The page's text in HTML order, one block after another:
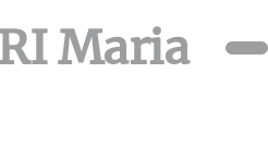
Maria